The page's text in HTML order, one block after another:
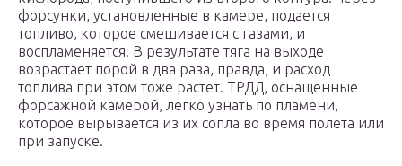
форсунки, установленные в камере, подается
топливо, которое смешивается с газами, и
воспламеняется. В результате тяга на выходе
возрастает порой в два раза, правда, и расход
топлива при этом тоже растет. ТРДД, оснащенные
форсажной камерой, легко узнать по пламени,
которое вырывается из их сопла во время полета или
при запуске.